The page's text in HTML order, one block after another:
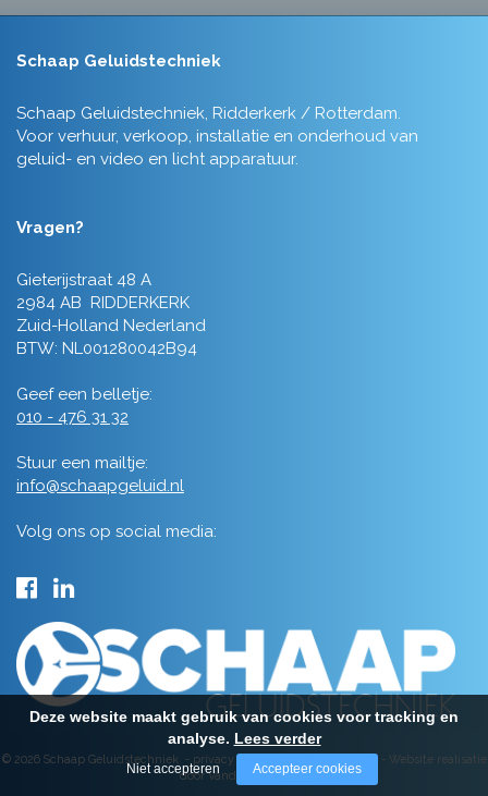
Schaap Geluidstechniek
Schaap Geluidstechniek, Ridderkerk / Rotterdam.
Voor verhuur, verkoop, installatie en onderhoud van
geluid- en video en licht apparatuur.
Vragen?
Gieterijstraat 48 A
2984 AB RIDDERKERK
Zuid-Holland Nederland
BTW: NL001280042B94
Geef een belletje:
010 - 476 31 32
Stuur een mailtje:
info@schaapgeluid.nl
Volg ons op social media:
© 2026 Schaap Geluidstechniek - privacy - algemene voorwaarden- Website realisatie
door Vanderperk Groep
Deze website maakt gebruik van cookies voor tracking en
analyse. Lees verder
Niet accepteren Accepteer cookies